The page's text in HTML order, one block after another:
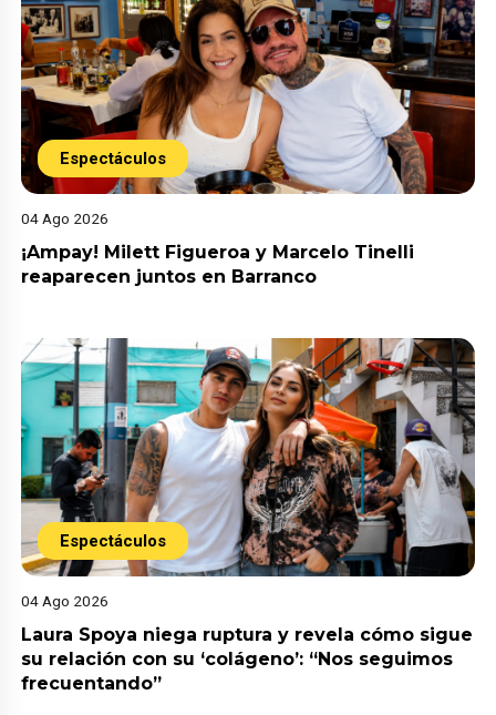
Espectáculos
04 Ago 2026
¡Ampay! Milett Figueroa y Marcelo Tinelli
reaparecen juntos en Barranco
Espectáculos
04 Ago 2026
Laura Spoya niega ruptura y revela cómo sigue
su relación con su ‘colágeno’: “Nos seguimos
frecuentando”